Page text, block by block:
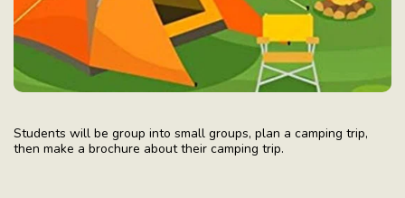
Students will be group into small groups, plan a camping trip,
then make a brochure about their camping trip.